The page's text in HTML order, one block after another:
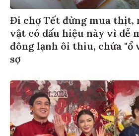
Đi chợ Tết đừng mua thịt,
vật có dấu hiệu này vì dễ
đông lạnh ôi thiu, chứa "ổ
sợ